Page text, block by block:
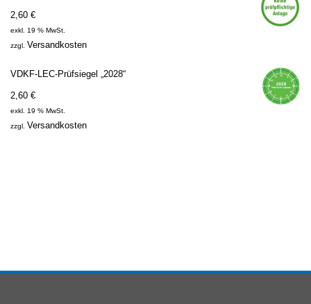
2,60 €
exkl. 19 % MwSt.
zzgl. Versandkosten
VDKF-LEC-Prüfsiegel „2028“
2,60 €
exkl. 19 % MwSt.
zzgl. Versandkosten